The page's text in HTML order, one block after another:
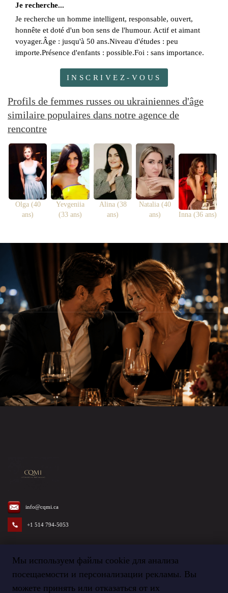
Мы используем файлы cookie для анализа
посещаемости и персонализации рекламы. Вы
можете принять или отказаться от их
Je recherche...
Je recherche un homme intelligent, responsable, ouvert,
honnête et doté d'un bon sens de l'humour. Actif et aimant
voyager.Âge : jusqu'à 50 ans.Niveau d'études : peu
importe.Présence d'enfants : possible.Foi : sans importance.
INSCRIVEZ-VOUS
Profils de femmes russes ou ukrainiennes d'âge
similaire populaires dans notre agence de
rencontre
Olga (40
ans)
Yevgeniia
(33 ans)
Alina (38
ans)
Natalia (40
ans)
Inna (36 ans)
info@cqmi.ca
+1 514 794-5053
Termes et Conditions©2026 Agence CQMI